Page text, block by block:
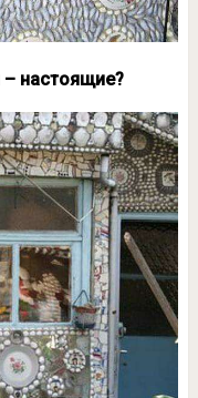
настоящие?